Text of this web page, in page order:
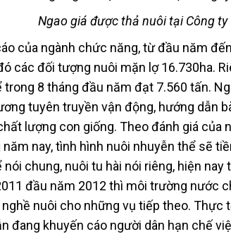
Ngao giá được thả nuôi tại Công ty
của ngành chức năng, từ đầu năm
các đối tượng nuôi mặn lợ 16.730ha.
trong 8 tháng đầu năm đạt 7.560 tấn.
tuyên truyền vận động, hướng dẫn
lượng con giống. Theo đánh giá của
nay, tình hình nuôi nhuyễn thể sẽ
nói chung, nuôi tu hài nói riêng, hiện
đầu năm 2012 thì môi trường nước
nuôi cho những vụ tiếp theo. Thực
đang khuyến cáo người dân hạn chế